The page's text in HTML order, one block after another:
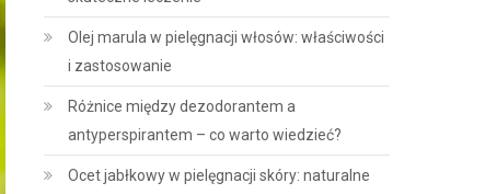
Olej marula w pielęgnacji włosów: właściwości
i zastosowanie
Różnice między dezodorantem a
antyperspirantem – co warto wiedzieć?
Ocet jabłkowy w pielęgnacji skóry: naturalne